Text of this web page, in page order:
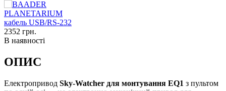
2352 грн.
В наявності
ОПИС
Електропривод Sky-Watcher для монтування EQ1 з пультом